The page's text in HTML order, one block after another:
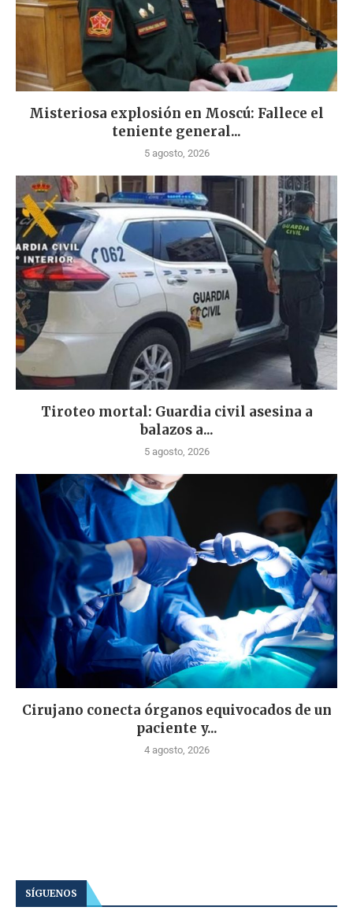
Misteriosa explosión en Moscú: Fallece el
teniente general...
5 agosto, 2026
Tiroteo mortal: Guardia civil asesina a
balazos a...
5 agosto, 2026
Cirujano conecta órganos equivocados de un
paciente y...
4 agosto, 2026
SÍGUENOS